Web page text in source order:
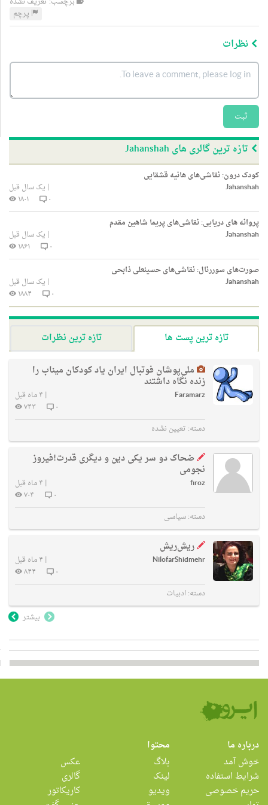
پرچم
نظرات
ثبت
تازه ترین گالری های Jahanshah
کودک درون: نقاشی‌های هانیه قشقایی
Jahanshah
| یک سال قبل
۰
۱۸۰۱
پروانه های دریایی: نقاشی‌های پریما شاهین مقدم
Jahanshah
| یک سال قبل
۰
۱۸۶۱
صورت‌های سوررئال: نقاشی‌های حسینعلی ذابحی
Jahanshah
| یک سال قبل
۰
۱۸۸۴
تازه ترین پست ها
تازه ترین نظرات
ملی‌پوشان فوتبال ایران یاد کودکان میناب را
زنده نگاه داشتند
Faramarz
| ۴ ماه قبل
۰
۷۴۳
دسته: تعیین نشده
ضحاک دو سر یکی دین و دیگری قدرت!فیروز
نجومی
firoz
| ۴ ماه قبل
۰
۷۰۴
دسته:سیاسی
ریش‌ریش
NilofarShidmehr
| ۴ ماه قبل
۰
۸۴۴
دسته:ادبیات
بیشتر
درباره ما
خوش آمد
شرایط استفاده
حریم خصوصی
محتوا
بلاگ
لینک
ویدیو
عکس
گالری
کاریکاتور